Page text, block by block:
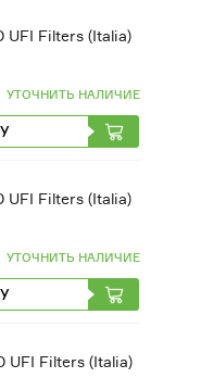
UFI Filters (Italia)
УТОЧНИТЬ НАЛИЧИЕ
UFI Filters (Italia)
УТОЧНИТЬ НАЛИЧИЕ
UFI Filters (Italia)